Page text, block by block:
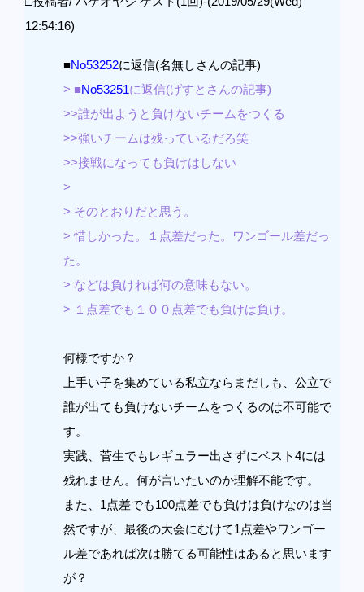
12:54:16)
■No53252に返信(名無しさんの記事)
> ■No53251に返信(げすとさんの記事)
>>誰が出ようと負けないチームをつくる
>>強いチームは残っているだろ笑
>>接戦になっても負けはしない
>
> そのとおりだと思う。
> 惜しかった。１点差だった。ワンゴール差だっ
た。
> などは負ければ何の意味もない。
> １点差でも１００点差でも負けは負け。
何様ですか？
上手い子を集めている私立ならまだしも、公立で
誰が出ても負けないチームをつくるのは不可能で
す。
実践、菅生でもレギュラー出さずにベスト4には
残れません。何が言いたいのか理解不能です。
また、1点差でも100点差でも負けは負けなのは当
然ですが、最後の大会にむけて1点差やワンゴー
ル差であれば次は勝てる可能性はあると思います
が？